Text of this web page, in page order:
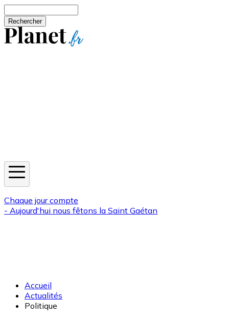
Chaque jour compte
- Aujourd'hui nous fêtons la Saint Gaétan
Accueil
Actualités
Politique